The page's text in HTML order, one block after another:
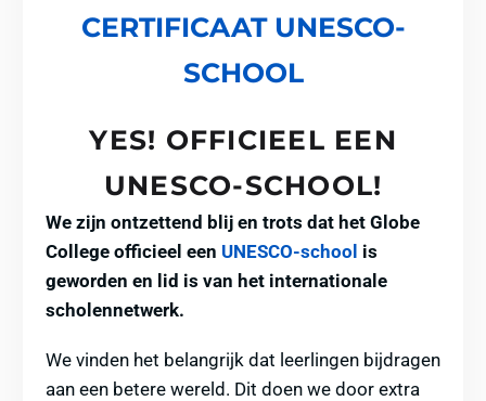
CERTIFICAAT UNESCO-
SCHOOL
YES! OFFICIEEL EEN
UNESCO-SCHOOL!
We zijn ontzettend blij en trots dat het Globe
College officieel een UNESCO-school is
geworden en lid is van het internationale
scholennetwerk.
We vinden het belangrijk dat leerlingen bijdragen
aan een betere wereld. Dit doen we door extra